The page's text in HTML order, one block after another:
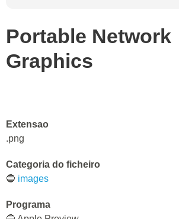
Portable Network
Graphics
Extensao
.png
Categoria do ficheiro
🔵 images
Programa